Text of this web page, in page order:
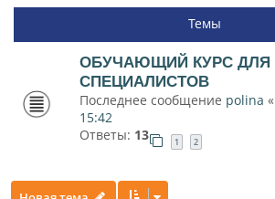
Темы
ОБУЧАЮЩИЙ КУРС ДЛЯ
СПЕЦИАЛИСТОВ
Последнее сообщение polina «
15:42
Ответы: 13 1 2